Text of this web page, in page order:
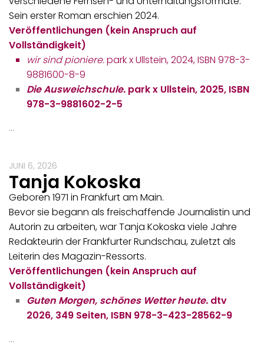
Sein erster Roman erschien 2024.
Veröffentlichungen (kein Anspruch auf
Vollständigkeit)
wir sind pioniere.park x Ullstein, 2024, ISBN 978-3-
9881600-8-9
Die Ausweichschule. park x Ullstein, 2025, ISBN
978-3-9881602-2-5
…
JUNI 6, 2026
Tanja Kokoska
Geboren 1971 in Frankfurt am Main.
Bevor sie begann als freischaffende Journalistin und
Autorin zu arbeiten, war Tanja Kokoska viele Jahre
Redakteurin der Frankfurter Rundschau, zuletzt als
Leiterin des Magazin-Ressorts.
Veröffentlichungen (kein Anspruch auf
Vollständigkeit)
Guten Morgen, schönes Wetter heute. dtv
2026, 349 Seiten, ISBN 978-3-423-28562-9
…